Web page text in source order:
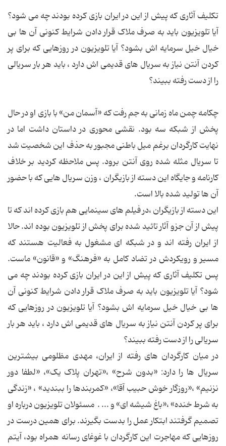
تکلیف آثاری که پیش از این در ایران بازی کرده بودند چه می شود؟
آیا تلویزیون باید به صرف ملاک قرار دادن شرایط کنونی آن ها بی
خیال خیل سرمایه اش بشود؟ آیا تلویزیون در روزهایی که برای پر
کردن آنتن نیاز به سریال های قدیمی اش دارد ، باید هر بار سریالی
را از دست رفته ببیند؟
چکامه چمن ماه زمانی به جم رفت که «آسمان من» با بازی او در حال
پخش از شبکه سه بود. نقشی محوری در داستان داشت اما در
نهایت کارگردان برغم میل باطنی مجبور به حذف این شخصیت شد
تا سریال مثله شده روی آنتن برود. پس ملاحظه کردید بر خلاف
کارنامه و جایگاه این دسته از بازیگران ، وزن سریال هایی که با حضور
آن ها تولید شده بالا است.
این دسته از بازیگران ،در فیلم های سینمایی هم بازی کرده اند که تا
پیش از آن جزو آثار تائید شده برای پخش از تلویزیون بوده اند. حالا
از ایران رفته اند و در شبکه ای مشغول به فعالیت هستند که
مسیر و رویکردش در تضاد کامل به «فرهنگ» و «قانون» ماست.
پس تکلیف آثاری که پیش از این در ایران بازی کرده بودند چه می
شود؟ آیا تلویزیون باید به صرف ملاک قرار دادن شرایط کنونی آن
ها بی خیال خیل سرمایه اش بشود؟ آیا تلویزیون در روزهایی که
برای پر کردن آنتن نیاز به سریال های قدیمی اش دارد ، باید هر بار
سریالی را از دست رفته ببیند؟
در میان کارگردان های رفته از ایران، مهدی مظلومی بیشترین
سریال ها را دارد: «بدون شرح» ،«تهران پلاک یک»، «لطفا دور
نزنیم» ،«روزگار خوش حبیب آقا»، «کمربندها را ببندید» ، «زندگی
به شرط خنده» ،«باغ شیشه ای» و ... . مسئولان تلویزیون درباره او
تصمیم گرفتند ابتکار عمل را بدست بگیرند. برای همین درست در
روزهایی که مهاجرت این کارگردان با غوغای رسانه همراه بود، آیتم